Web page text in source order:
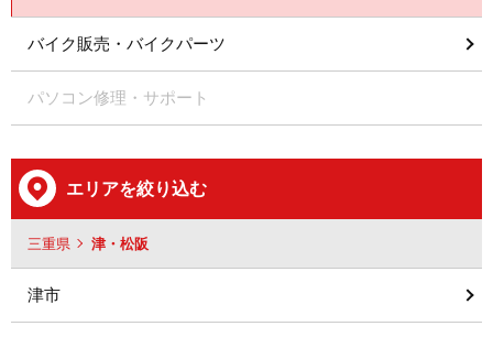
バイク販売・バイクパーツ
パソコン修理・サポート
エリアを絞り込む
三重県 津・松阪
津市